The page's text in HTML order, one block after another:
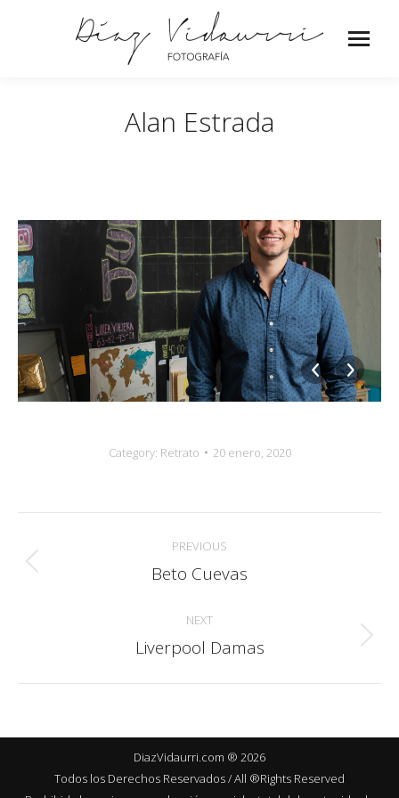
Alan Estrada
Category: Retrato 20 enero, 2020
navigation
PREVIOUS
Previous
Beto Cuevas
NEXT
Next
Liverpool Damas
DiazVidaurri.com ® 2026
Todos los Derechos Reservados / All ®Rights Reserved